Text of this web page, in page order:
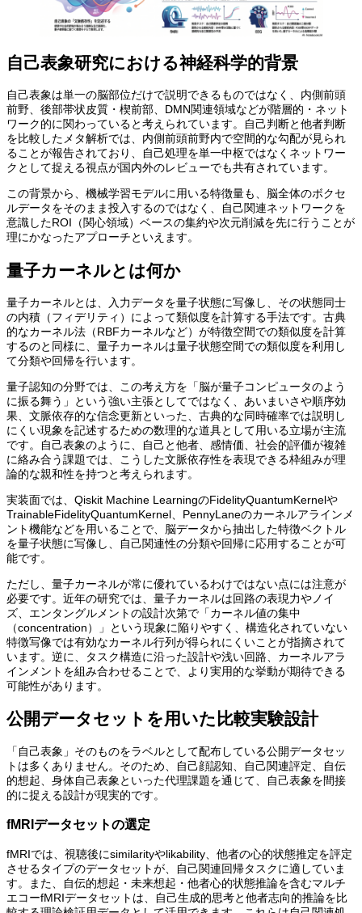
自己表象研究における神経科学的背景
自己表象は単一の脳部位だけで説明できるものではなく、内側前頭
前野、後部帯状皮質・楔前部、DMN関連領域などが階層的・ネット
ワーク的に関わっていると考えられています。自己判断と他者判断
を比較したメタ解析では、内側前頭前野内で空間的な勾配が見られ
ることが報告されており、自己処理を単一中枢ではなくネットワー
クとして捉える視点が国内外のレビューでも共有されています。
この背景から、機械学習モデルに用いる特徴量も、脳全体のボクセ
ルデータをそのまま投入するのではなく、自己関連ネットワークを
意識したROI（関心領域）ベースの集約や次元削減を先に行うことが
理にかなったアプローチといえます。
量子カーネルとは何か
量子カーネルとは、入力データを量子状態に写像し、その状態同士
の内積（フィデリティ）によって類似度を計算する手法です。古典
的なカーネル法（RBFカーネルなど）が特徴空間での類似度を計算
するのと同様に、量子カーネルは量子状態空間での類似度を利用し
て分類や回帰を行います。
量子認知の分野では、この考え方を「脳が量子コンピュータのよう
に振る舞う」という強い主張としてではなく、あいまいさや順序効
果、文脈依存的な信念更新といった、古典的な同時確率では説明し
にくい現象を記述するための数理的な道具として用いる立場が主流
です。自己表象のように、自己と他者、感情価、社会的評価が複雑
に絡み合う課題では、こうした文脈依存性を表現できる枠組みが理
論的な親和性を持つと考えられます。
実装面では、Qiskit Machine LearningのFidelityQuantumKernelや
TrainableFidelityQuantumKernel、PennyLaneのカーネルアラインメ
ント機能などを用いることで、脳データから抽出した特徴ベクトル
を量子状態に写像し、自己関連性の分類や回帰に応用することが可
能です。
ただし、量子カーネルが常に優れているわけではない点には注意が
必要です。近年の研究では、量子カーネルは回路の表現力やノイ
ズ、エンタングルメントの設計次第で「カーネル値の集中
（concentration）」という現象に陥りやすく、構造化されていない
特徴写像では有効なカーネル行列が得られにくいことが指摘されて
います。逆に、タスク構造に沿った設計や浅い回路、カーネルアラ
インメントを組み合わせることで、より実用的な挙動が期待できる
可能性があります。
公開データセットを用いた比較実験設計
「自己表象」そのものをラベルとして配布している公開データセッ
トは多くありません。そのため、自己顔認知、自己関連評定、自伝
的想起、身体自己表象といった代理課題を通じて、自己表象を間接
的に捉える設計が現実的です。
fMRIデータセットの選定
fMRIでは、視聴後にsimilarityやlikability、他者の心的状態推定を評定
させるタイプのデータセットが、自己関連回帰タスクに適していま
す。また、自伝的想起・未来想起・他者心的状態推論を含むマルチ
エコーfMRIデータセットは、自己生成的思考と他者志向的推論を比